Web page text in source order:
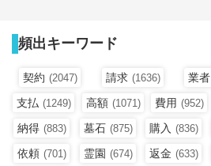
頻出キーワード
契約 (2047) 請求 (1636) 業者
支払 (1249) 高額 (1071) 費用 (952)
納得 (883) 墓石 (875) 購入 (836)
依頼 (701) 霊園 (674) 返金 (633)